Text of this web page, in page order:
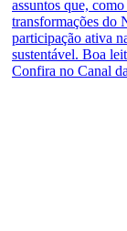
Confira no Canal